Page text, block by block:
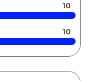
10
10